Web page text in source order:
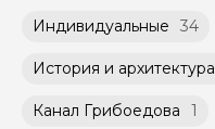
Индивидуальные 34
История и архитектура
Канал Грибоедова 1